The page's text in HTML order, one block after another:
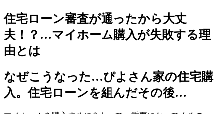
住宅ローン審査が通ったから大丈
夫！？…マイホーム購入が失敗する理
由とは
なぜこうなった…ぴよさん家の住宅購
入。住宅ローンを組んだその後…